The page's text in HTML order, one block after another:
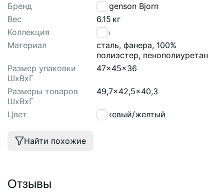
Бренд
Bergenson Bjorn
Вес
6.15 кг
Коллекция
Pea
Материал
сталь, фанера, 100%
полиэстер, пенополиуретан
Размер упаковки
ШхВхГ
47x45x36
Размеры товаров
ШхВхГ
49,7x42,5x40,3
Цвет бежевый/желтый
Найти похожие
Отзывы